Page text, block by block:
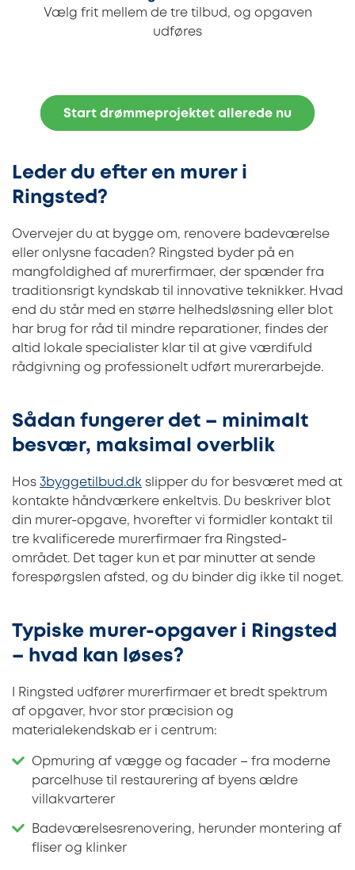
Vælg frit mellem de tre tilbud, og opgaven
udføres
Start drømmeprojektet allerede nu
Leder du efter en murer i
Ringsted?
Overvejer du at bygge om, renovere badeværelse
eller onlysne facaden? Ringsted byder på en
mangfoldighed af murerfirmaer, der spænder fra
traditionsrigt kyndskab til innovative teknikker. Hvad
end du står med en større helhedsløsning eller blot
har brug for råd til mindre reparationer, findes der
altid lokale specialister klar til at give værdifuld
rådgivning og professionelt udført murerarbejde.
Sådan fungerer det – minimalt
besvær, maksimal overblik
Hos 3byggetilbud.dk slipper du for besværet med at
kontakte håndværkere enkeltvis. Du beskriver blot
din murer-opgave, hvorefter vi formidler kontakt til
tre kvalificerede murerfirmaer fra Ringsted-
området. Det tager kun et par minutter at sende
forespørgslen afsted, og du binder dig ikke til noget.
Typiske murer-opgaver i Ringsted
– hvad kan løses?
I Ringsted udfører murerfirmaer et bredt spektrum
af opgaver, hvor stor præcision og
materialekendskab er i centrum:
Opmuring af vægge og facader – fra moderne
parcelhuse til restaurering af byens ældre
villakvarterer
Badeværelsesrenovering, herunder montering af
fliser og klinker